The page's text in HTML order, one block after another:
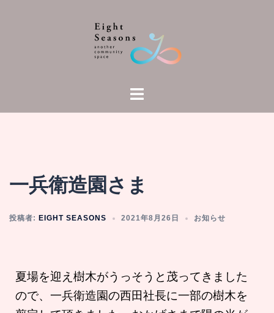
一兵衛造園さま
投稿者: EIGHT SEASONS 2021年8月26日 お知らせ
夏場を迎え樹木がうっそうと茂ってきました
ので、一兵衛造園の西田社長に一部の樹木を